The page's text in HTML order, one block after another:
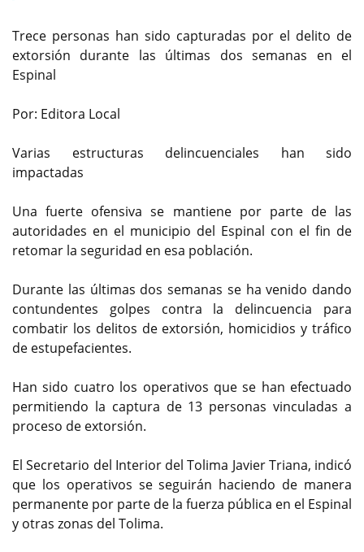
Trece personas han sido capturadas por el delito de
extorsión durante las últimas dos semanas en el
Espinal
Por: Editora Local
Varias estructuras delincuenciales han sido
impactadas
Una fuerte ofensiva se mantiene por parte de las
autoridades en el municipio del Espinal con el fin de
retomar la seguridad en esa población.
Durante las últimas dos semanas se ha venido dando
contundentes golpes contra la delincuencia para
combatir los delitos de extorsión, homicidios y tráfico
de estupefacientes.
Han sido cuatro los operativos que se han efectuado
permitiendo la captura de 13 personas vinculadas a
proceso de extorsión.
El Secretario del Interior del Tolima Javier Triana, indicó
que los operativos se seguirán haciendo de manera
permanente por parte de la fuerza pública en el Espinal
y otras zonas del Tolima.